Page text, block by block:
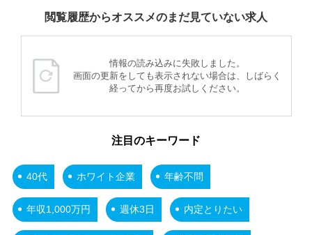
閲覧履歴からオススメのまだ見ていない求人
情報の読み込みに失敗しました。
画面の更新をしても表示されない場合は、しばらく
経ってから再度お試しください。
注目のキーワード
40代 ホワイト企業 年齢不問
年収1,000万円 週休3日 内定とりたい